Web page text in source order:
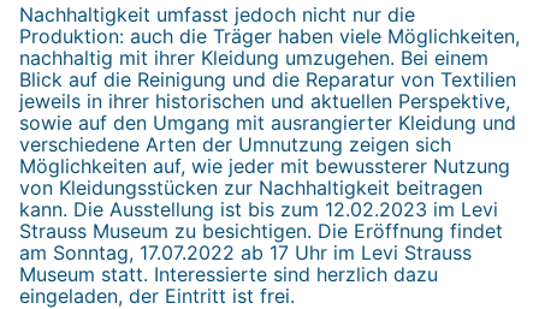
Nachhaltigkeit umfasst jedoch nicht nur die
Produktion: auch die Träger haben viele Möglichkeiten,
nachhaltig mit ihrer Kleidung umzugehen. Bei einem
Blick auf die Reinigung und die Reparatur von Textilien
jeweils in ihrer historischen und aktuellen Perspektive,
sowie auf den Umgang mit ausrangierter Kleidung und
verschiedene Arten der Umnutzung zeigen sich
Möglichkeiten auf, wie jeder mit bewussterer Nutzung
von Kleidungsstücken zur Nachhaltigkeit beitragen
kann. Die Ausstellung ist bis zum 12.02.2023 im Levi
Strauss Museum zu besichtigen. Die Eröffnung findet
am Sonntag, 17.07.2022 ab 17 Uhr im Levi Strauss
Museum statt. Interessierte sind herzlich dazu
eingeladen, der Eintritt ist frei.